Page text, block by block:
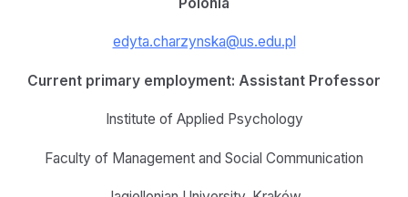
edyta.charzynska@us.edu.pl
Current primary employment: Assistant Professor
Institute of Applied Psychology
Faculty of Management and Social Communication